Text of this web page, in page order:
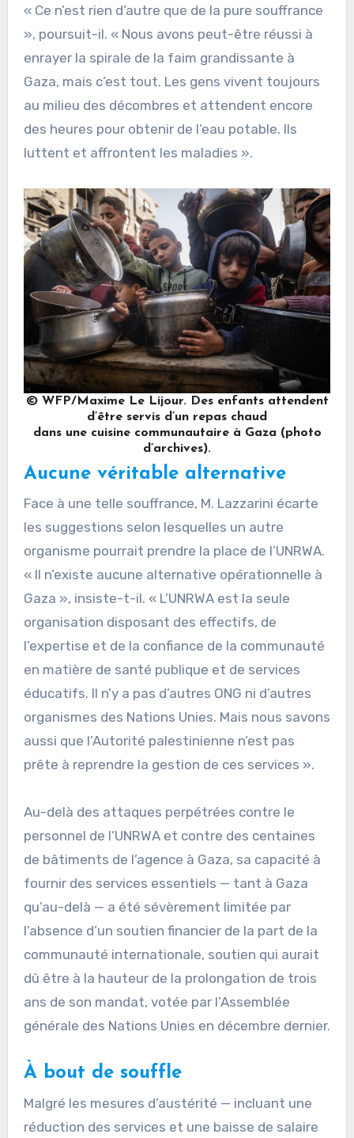
« Ce n’est rien d’autre que de la pure souffrance
», poursuit-il. « Nous avons peut-être réussi à
enrayer la spirale de la faim grandissante à
Gaza, mais c’est tout. Les gens vivent toujours
au milieu des décombres et attendent encore
des heures pour obtenir de l’eau potable. Ils
luttent et affrontent les maladies ».
© WFP/Maxime Le Lijour. Des enfants attendent
d’être servis d’un repas chaud
dans une cuisine communautaire à Gaza (photo
d’archives).
Aucune véritable alternative
Face à une telle souffrance, M. Lazzarini écarte
les suggestions selon lesquelles un autre
organisme pourrait prendre la place de l’UNRWA.
« Il n’existe aucune alternative opérationnelle à
Gaza », insiste-t-il. « L’UNRWA est la seule
organisation disposant des effectifs, de
l’expertise et de la confiance de la communauté
en matière de santé publique et de services
éducatifs. Il n’y a pas d’autres ONG ni d’autres
organismes des Nations Unies. Mais nous savons
aussi que l’Autorité palestinienne n’est pas
prête à reprendre la gestion de ces services ».
Au-delà des attaques perpétrées contre le
personnel de l’UNRWA et contre des centaines
de bâtiments de l’agence à Gaza, sa capacité à
fournir des services essentiels — tant à Gaza
qu’au-delà — a été sévèrement limitée par
l’absence d’un soutien financier de la part de la
communauté internationale, soutien qui aurait
dû être à la hauteur de la prolongation de trois
ans de son mandat, votée par l’Assemblée
générale des Nations Unies en décembre dernier.
À bout de souffle
Malgré les mesures d’austérité — incluant une
réduction des services et une baisse de salaire